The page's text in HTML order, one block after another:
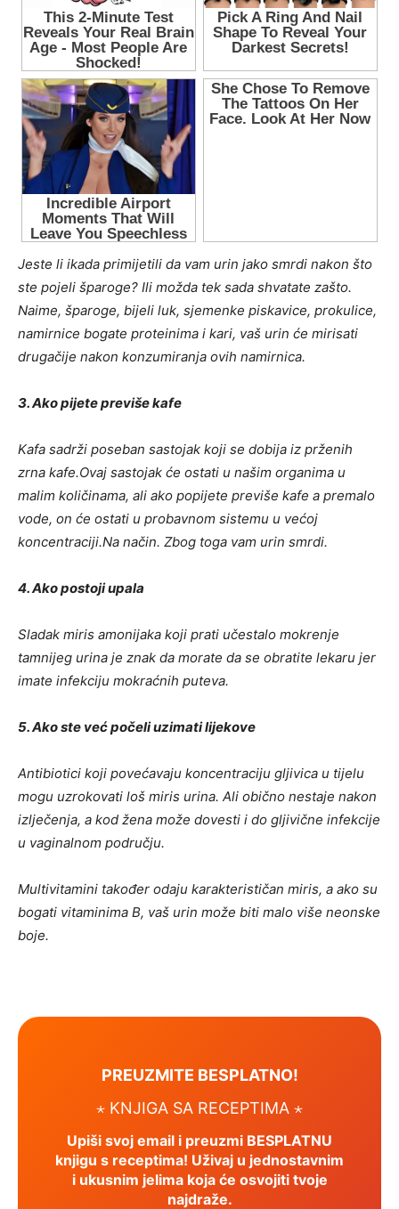
Jeste li ikada primijetili da vam urin jako smrdi nakon što
ste pojeli šparoge? Ili možda tek sada shvatate zašto.
Naime, šparoge, bijeli luk, sjemenke piskavice, prokulice,
namirnice bogate proteinima i kari, vaš urin će mirisati
drugačije nakon konzumiranja ovih namirnica.
3. Ako pijete previše kafe
Kafa sadrži poseban sastojak koji se dobija iz prženih
zrna kafe.Ovaj sastojak će ostati u našim organima u
malim količinama, ali ako popijete previše kafe a premalo
vode, on će ostati u probavnom sistemu u većoj
koncentraciji.Na način. Zbog toga vam urin smrdi.
4. Ako postoji upala
Sladak miris amonijaka koji prati učestalo mokrenje
tamnijeg urina je znak da morate da se obratite lekaru jer
imate infekciju mokraćnih puteva.
5. Ako ste već počeli uzimati lijekove
Antibiotici koji povećavaju koncentraciju gljivica u tijelu
mogu uzrokovati loš miris urina. Ali obično nestaje nakon
izlječenja, a kod žena može dovesti i do gljivične infekcije
u vaginalnom području.
Multivitamini također odaju karakterističan miris, a ako su
bogati vitaminima B, vaš urin može biti malo više neonske
boje.
PREUZMITE BESPLATNO!
⋆ KNJIGA SA RECEPTIMA ⋆
Upiši svoj email i preuzmi BESPLATNU
knjigu s receptima! Uživaj u jednostavnim
i ukusnim jelima koja će osvojiti tvoje
najdraže.